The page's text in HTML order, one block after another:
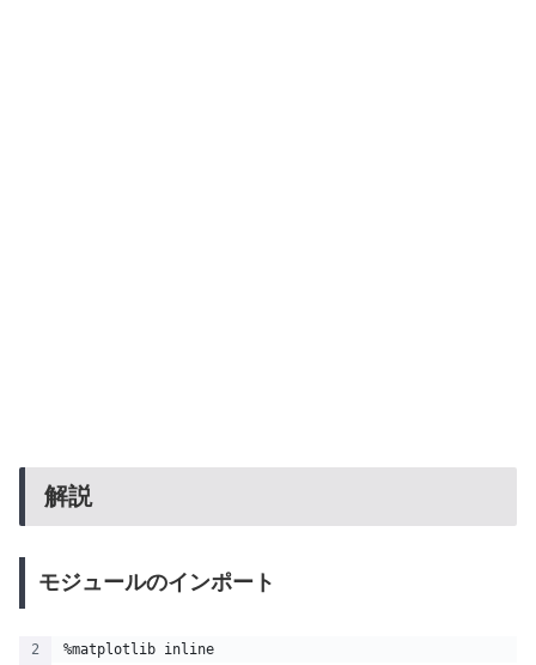
解説
モジュールのインポート
%matplotlib inline